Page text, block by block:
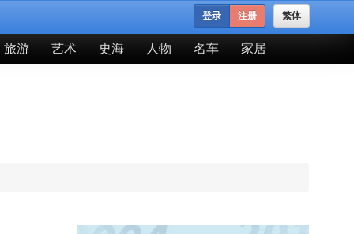
繁体
登录 注册
旅游 艺术 史海 人物 名车 家居